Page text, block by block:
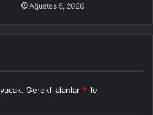
Ağustos 5, 2026
Gerekli alanlar * ile